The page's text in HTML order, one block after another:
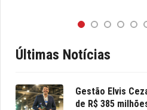
Últimas Notícias
Gestão Elvis
de R$ 385